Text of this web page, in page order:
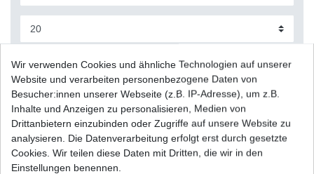
Regler Lichtmaschine Arctic Cat Cat 375 / Cat
400 Cat 500 2000-2009
UVP 88,18 € 71,98 € *
1 Stück
Wir verwenden Cookies und ähnliche Technologien auf unserer
Website und verarbeiten personenbezogene Daten von
Besucher:innen unserer Webseite (z.B. IP-Adresse), um z.B.
Inhalte und Anzeigen zu personalisieren, Medien von
Drittanbietern einzubinden oder Zugriffe auf unsere Website zu
analysieren. Die Datenverarbeitung erfolgt erst durch gesetzte
Cookies. Wir teilen diese Daten mit Dritten, die wir in den
Einstellungen benennen.